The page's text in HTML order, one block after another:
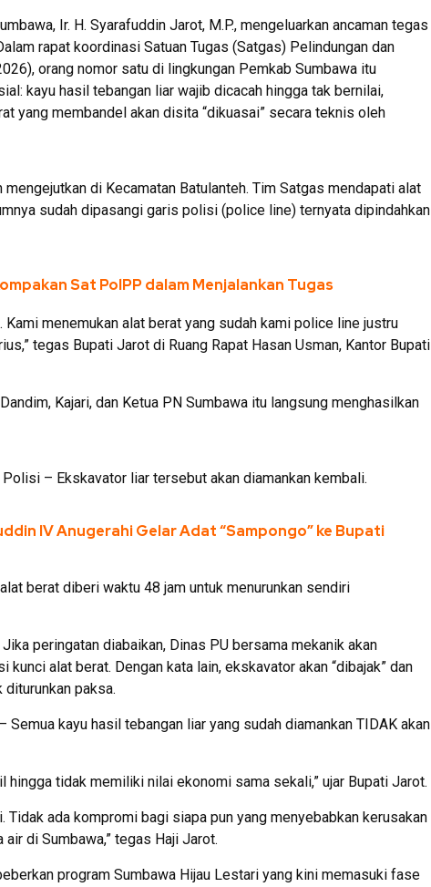
Ir. H. Syarafuddin Jarot, M.P., mengeluarkan ancaman tegas
rapat koordinasi Satuan Tugas (Satgas) Pelindungan dan
orang nomor satu di lingkungan Pemkab Sumbawa itu
kayu hasil tebangan liar wajib dicacah hingga tak bernilai,
yang membandel akan disita “dikuasai” secara teknis oleh
di Kecamatan Batulanteh. Tim Satgas mendapati alat
sudah dipasangi garis polisi (police line) ternyata dipindahkan
Sat PolPP dalam Menjalankan Tugas
menemukan alat berat yang sudah kami police line justru
tegas Bupati Jarot di Ruang Rapat Hasan Usman, Kantor Bupati
Kajari, dan Ketua PN Sumbawa itu langsung menghasilkan
– Ekskavator liar tersebut akan diamankan kembali.
IV Anugerahi Gelar Adat “Sampongo” ke Bupati
berat diberi waktu 48 jam untuk menurunkan sendiri
peringatan diabaikan, Dinas PU bersama mekanik akan
alat berat. Dengan kata lain, ekskavator akan “dibajak” dan
paksa.
Semua kayu hasil tebangan liar yang sudah diamankan TIDAK akan
hingga tidak memiliki nilai ekonomi sama sekali,” ujar Bupati Jarot.
Tidak ada kompromi bagi siapa pun yang menyebabkan kerusakan
di Sumbawa,” tegas Haji Jarot.
program Sumbawa Hijau Lestari yang kini memasuki fase